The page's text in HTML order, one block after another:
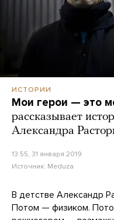
ИСТОРИИ
Мои герои — это
рассказывает
Александра
13:55, 31 января 2019
Источник: Meduza
В детстве Александр
Потом — физиком.